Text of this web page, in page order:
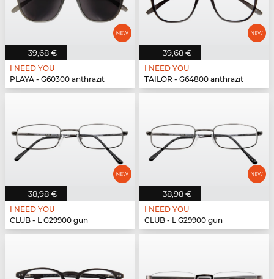
39,68 €
I NEED YOU
PLAYA - G60300 anthrazit
39,68 €
I NEED YOU
TAILOR - G64800 anthrazit
38,98 €
I NEED YOU
CLUB - L G29900 gun
38,98 €
I NEED YOU
CLUB - L G29900 gun